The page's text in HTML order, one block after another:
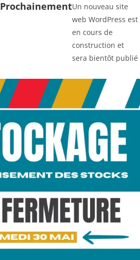
ProchainementUn nouveau site
web WordPress est
en cours de
construction et
sera bientôt publié